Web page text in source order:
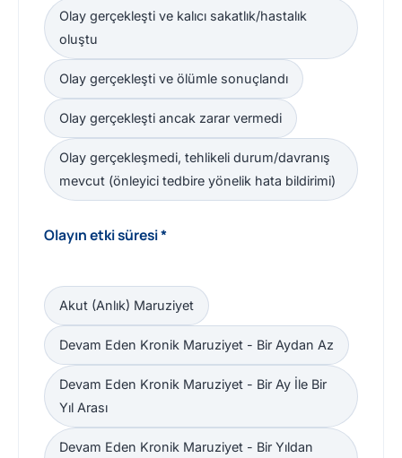
Olay gerçekleşti ve kalıcı sakatlık/hastalık
oluştu
Olay gerçekleşti ve ölümle sonuçlandı
Olay gerçekleşti ancak zarar vermedi
Olay gerçekleşmedi, tehlikeli durum/davranış
mevcut (önleyici tedbire yönelik hata bildirimi)
Olayın etki süresi *
Akut (Anlık) Maruziyet
Devam Eden Kronik Maruziyet - Bir Aydan Az
Devam Eden Kronik Maruziyet - Bir Ay İle Bir
Yıl Arası
Devam Eden Kronik Maruziyet - Bir Yıldan